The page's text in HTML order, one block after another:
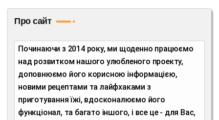
Про сайт
Починаючи з 2014 року, ми щоденно працюємо
над розвитком нашого улюбленого проекту,
доповнюємо його корисною інформацією,
новими рецептами та лайфхаками з
приготування їжі, вдосконалюємо його
функціонал, та багато іншого, і все це - для Вас,